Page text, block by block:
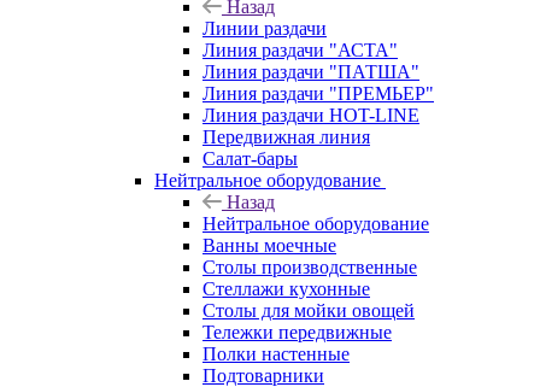
Назад
Линии раздачи
Линия раздачи "АСТА"
Линия раздачи "ПАТША"
Линия раздачи "ПРЕМЬЕР"
Линия раздачи HOT-LINE
Передвижная линия
Салат-бары
Нейтральное оборудование
Назад
Нейтральное оборудование
Ванны моечные
Столы производственные
Стеллажи кухонные
Столы для мойки овощей
Тележки передвижные
Полки настенные
Подтоварники